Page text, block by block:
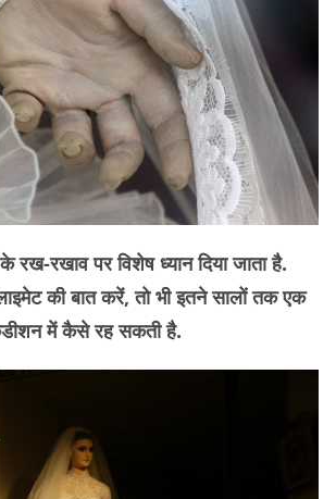
रखाव पर विशेष ध्यान दिया जाता है.
की बात करें, तो भी इतने सालों तक एक
में कैसे रह सकती है.